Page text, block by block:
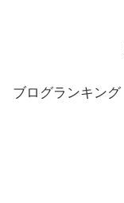
ブログランキング